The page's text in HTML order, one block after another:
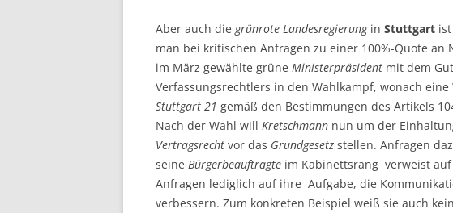
Aber auch die grünrote Landesregierungin Stuttgart
man bei kritischen Anfragen zu einer 100%-Quote
im März gewählte grüne Ministerpräsident mit dem
Verfassungsrechtlers in den Wahlkampf, wonach
Stuttgart 21 gemäß den Bestimmungen des Artikels
Nach der Wahl will Kretschmann nun um der
Vertragsrecht vor das Grundgesetz stellen. Anfragen
seine Bürgerbeauftragte im Kabinettsrang verweist auf
Anfragen lediglich auf ihre Aufgabe, die
verbessern. Zum konkreten Beispiel weiß sie auch